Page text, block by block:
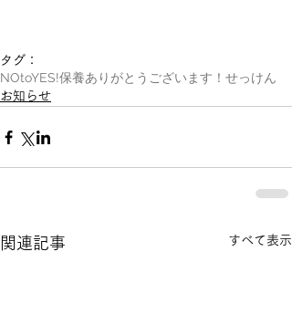
タグ：
NOtoYES!保養ありがとうございます！ せっけん
お知らせ
関連記事 すべて表示